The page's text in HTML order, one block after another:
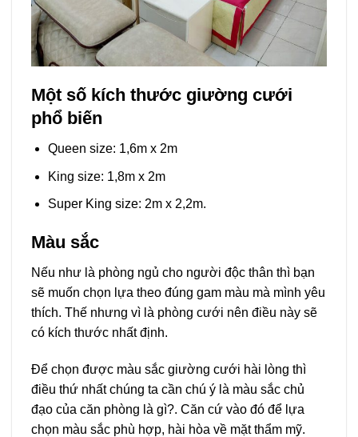
Một số kích thước giường cưới
phổ biến
Queen size: 1,6m x 2m
King size: 1,8m x 2m
Super King size: 2m x 2,2m.
Màu sắc
Nếu như là phòng ngủ cho người độc thân thì bạn
sẽ muốn chọn lựa theo đúng gam màu mà mình yêu
thích. Thế nhưng vì là phòng cưới nên điều này sẽ
có kích thước nhất định.
Để chọn được màu sắc giường cưới hài lòng thì
điều thứ nhất chúng ta cần chú ý là màu sắc chủ
đạo của căn phòng là gì?. Căn cứ vào đó để lựa
chọn màu sắc phù hợp, hài hòa về mặt thẩm mỹ.